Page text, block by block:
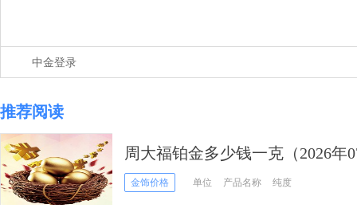
中金登录
推荐阅读
周大福铂金多少钱一克（2026年
金饰价格 单位 产品名称 纯度